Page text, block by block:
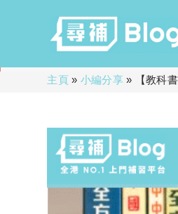
主頁» 小編分享» 【教科